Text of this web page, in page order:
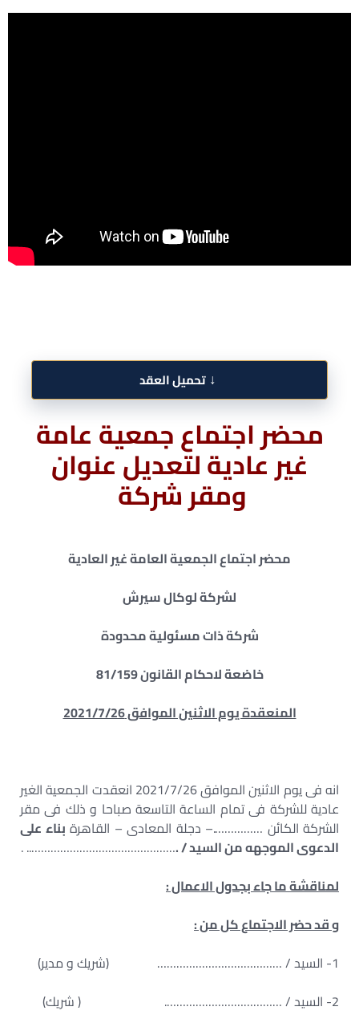
↓ تحميل العقد
محضر اجتماع جمعية عامة
غير عادية لتعديل عنوان
ومقر شركة
محضر اجتماع الجمعية العامة غير العادية
لشركة لوكال سيرش
شركة ذات مسئولية محدودة
خاضعة لاحكام القانون 81/159
المنعقدة يوم الاثنين الموافق 2021/7/26
انه فى يوم الاثنين الموافق 2021/7/26 انعقدت الجمعية الغير
عادية للشركة فى تمام الساعة التاسعة صباحا و ذلك فى مقر
الشركة الكائن …………….– دجلة المعادى – القاهرة بناء على
الدعوى الموجهه من السيد / .……………………………………….. .
لمناقشة ما جاء بجدول الاعمال :
و قد حضر الاجتماع كل من :
1- السيد / ………………………………… (شريك و مدير)
2- السيد / ………………………………. ( شريك)